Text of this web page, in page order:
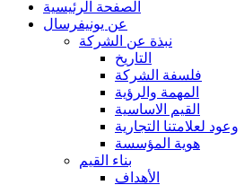
الصفحة الرئيسية
عن يونيفرسال
نبذة عن الشركة
التاريخ
فلسفة الشركة
المهمة والرؤية
القيم الاساسية
وعود لعلامتنا التجارية
هوية المؤسسة
بناء القيم
الأهداف